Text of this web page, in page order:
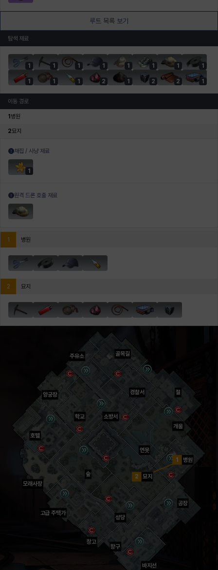
루트 목록 보기
탐색 재료
1 1 1 1 1 1 1 1
1 1 1 2 1 2 2 1
이동 경로
1 병원
2묘지
채집 / 사냥 재료
1
원격 드론 호출 재료
1 병원
2 묘지
항구
창고
연못
개울
모래사장
고급 주택가
골목길
주유소
호텔
경찰서
소방서
1 병원
절
양궁장
2 묘지
숲
공장
성당
학교
바지선